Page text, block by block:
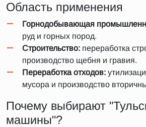
Область применения
Горнодобывающая
руд и горных пород.
Строительство: переработка
производство щебня и гравия.
Переработка отходов:
мусора и производство
Почему выбирают
машины"?